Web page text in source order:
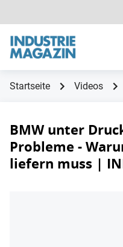
Startseite Videos
BMW unter
Probleme -
liefern muss |